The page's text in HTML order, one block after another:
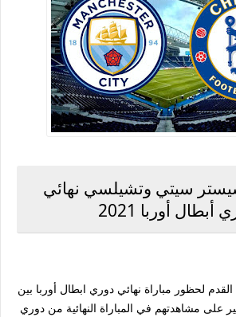
سيتي وتشيلسي نهائي
أبطال أوربا 2021
لحظور مباراة نهائي دوري ابطال أوربا بين
على مشاهدتهم في المباراة النهائية من دوري